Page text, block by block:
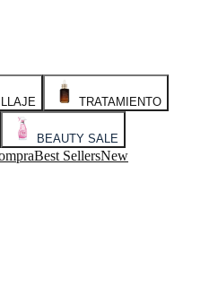
TRATAMIENTO
BEAUTY SALE
Best SellersNew